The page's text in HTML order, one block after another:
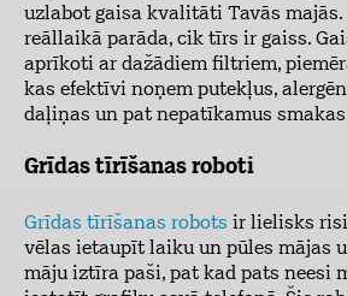
uzlabot gaisa kvalitāti Tavās
reāllaikā parāda, cik tīrs ir gaiss.
aprīkoti ar dažādiem filtriem,
kas efektīvi noņem putekļus,
daļiņas un pat nepatīkamus
Grīdas tīrīšanas roboti
Grīdas tīrīšanas robots ir lielisks
vēlas ietaupīt laiku un pūles mājas
māju iztīra paši, pat kad pats neesi